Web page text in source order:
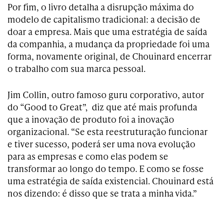
Por fim, o livro detalha a disrupção máxima do
modelo de capitalismo tradicional: a decisão de
doar a empresa. Mais que uma estratégia de saída
da companhia, a mudança da propriedade foi uma
forma, novamente original, de Chouinard encerrar
o trabalho com sua marca pessoal.
Jim Collin, outro famoso guru corporativo, autor
do “Good to Great”, diz que até mais profunda
que a inovação de produto foi a inovação
organizacional. “Se esta reestruturação funcionar
e tiver sucesso, poderá ser uma nova evolução
para as empresas e como elas podem se
transformar ao longo do tempo. E como se fosse
uma estratégia de saída existencial. Chouinard está
nos dizendo: é disso que se trata a minha vida.”